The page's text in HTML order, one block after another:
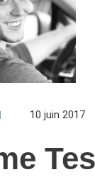
10 juin 2017